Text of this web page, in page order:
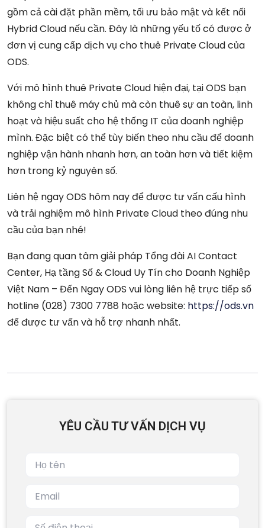
gồm cả cài đặt phần mềm, tối ưu bảo mật và kết nối
Hybrid Cloud nếu cần. Đây là những yếu tố có được ở
đơn vị cung cấp dịch vụ cho thuê Private Cloud của
ODS.
Với mô hình thuê Private Cloud hiện đại, tại ODS bạn
không chỉ thuê máy chủ mà còn thuê sự an toàn, linh
hoạt và hiệu suất cho hệ thống IT của doanh nghiệp
mình. Đặc biệt có thể tùy biến theo nhu cầu để doanh
nghiệp vận hành nhanh hơn, an toàn hơn và tiết kiệm
hơn trong kỷ nguyên số.
Liên hệ ngay ODS hôm nay để được tư vấn cấu hình
và trải nghiệm mô hình Private Cloud theo đúng nhu
cầu của bạn nhé!
Bạn đang quan tâm giải pháp Tổng đài AI Contact
Center, Hạ tầng Số & Cloud Uy Tín cho Doanh Nghiệp
Việt Nam – Đến Ngay ODS vui lòng liên hệ trực tiếp số
hotline (028) 7300 7788 hoặc website: https://ods.vn
để được tư vấn và hỗ trợ nhanh nhất.
YÊU CẦU TƯ VẤN DỊCH VỤ